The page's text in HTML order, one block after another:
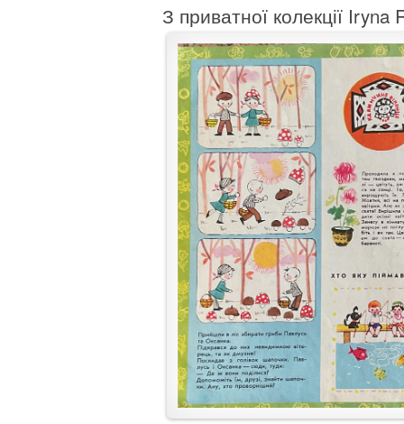
З приватної колекції Iryna